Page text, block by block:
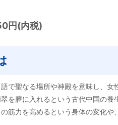
円(内税)
で聖なる場所や神殿を意味し、
を膣に入れるという古代中国の
筋力を高めるという身体の変化